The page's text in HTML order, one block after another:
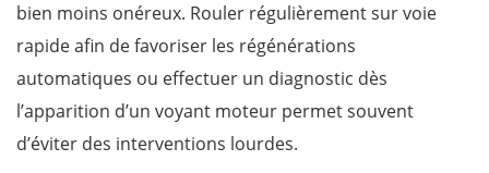
bien moins onéreux. Rouler régulièrement sur voie
rapide afin de favoriser les régénérations
automatiques ou effectuer un diagnostic dès
l’apparition d’un voyant moteur permet souvent
d’éviter des interventions lourdes.